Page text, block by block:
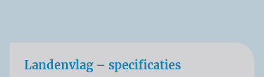
Landenvlag – specificaties